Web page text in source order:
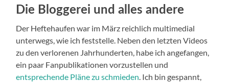
Die Bloggerei und alles andere
Der Heftehaufen war im März reichlich multimedial
unterwegs, wie ich feststelle. Neben den letzten Videos
zu den verlorenen Jahrhunderten, habe ich angefangen,
ein paar Fanpublikationen vorzustellen und
entsprechende Pläne zu schmieden . Ich bin gespannt,